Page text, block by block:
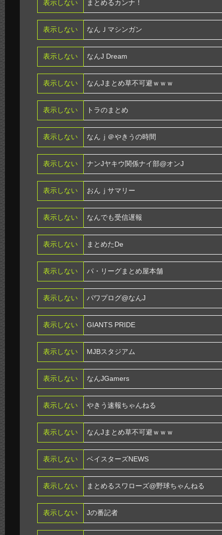
表示しない まとめるカンナ！
表示しない なんＪマシンガン
表示しない なんJ Dream
表示しない なんJまとめ草不可避ｗｗｗ
表示しない トラのまとめ
表示しない なんｊ＠やきうの時間
表示しない ナンJヤキウ関係ナイ部@オンJ
表示しない おんｊサマリー
表示しない なんでも受信遅報
表示しない まとめたDe
表示しない パ・リーグまとめ屋本舗
表示しない パワプログ@なんJ
表示しない GIANTS PRIDE
表示しない MJBスタジアム
表示しない なんJGamers
表示しない やきう速報ちゃんねる
表示しない なんJまとめ草不可避ｗｗｗ
表示しない ベイスターズNEWS
表示しない まとめるスワローズ@野球ちゃんねる
表示しない Jの番記者